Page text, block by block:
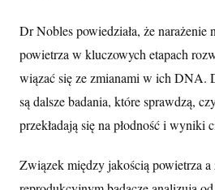
Dr Nobles powiedziała, że narażenie
powietrza w kluczowych etapach
wiązać się ze zmianami w ich DNA.
są dalsze badania, które sprawdzą,
przekładają się na płodność i wyniki
Związek między jakością powietrza